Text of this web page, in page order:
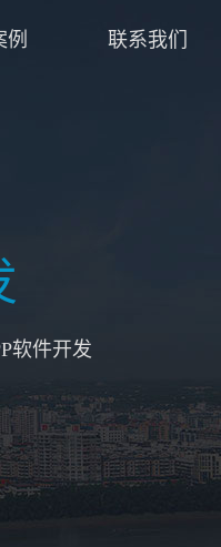
例 联系我们
软件开发